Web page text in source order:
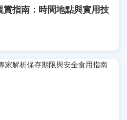
指南：時間地點與實用技